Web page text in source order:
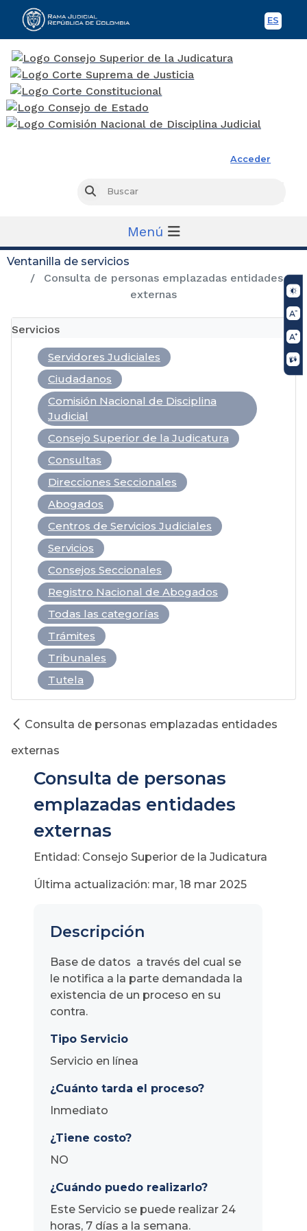
ES
Acceder
Buscar
Menú
Ventanilla de servicios
Consulta de personas emplazadas entidades
externas
Servicios
Abogados
Centros de Servicios Judiciales
Ciudadanos
Comisión Nacional de Disciplina
Judicial
Consejo Superior de la Judicatura
Consejos Seccionales
Consultas
Direcciones Seccionales
Registro Nacional de Abogados
Servicios
Servidores Judiciales
Todas las categorías
Trámites
Tribunales
Tutela
Consulta de personas emplazadas entidades
externas
Consulta de personas
emplazadas entidades
externas
Entidad: Consejo Superior de la Judicatura
Última actualización: mar, 18 mar 2025
Descripción
Base de datos a través del cual se
le notifica a la parte demandada la
existencia de un proceso en su
contra.
Tipo Servicio
Servicio en línea
¿Cuánto tarda el proceso?
Inmediato
¿Tiene costo?
NO
¿Cuándo puedo realizarlo?
Este Servicio se puede realizar 24
horas, 7 días a la semana.